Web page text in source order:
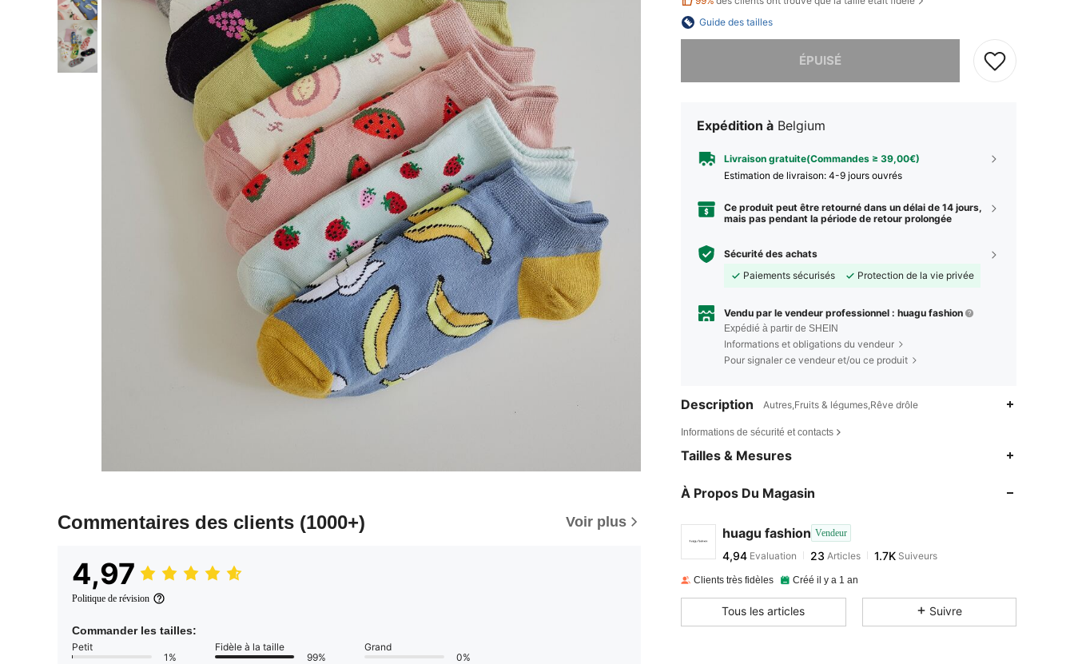
Commentaires des clients (1000+) Voir plus
4,97
Politique de révision
Commander les tailles:
Petit
1%
Fidèle à la taille
99%
Grand
0%
Guide des tailles
ÉPUISÉ
Désolés, ce produit est épuisé.
Expédition à Belgium
Livraison gratuite(Commandes ≥ 39,00€)
Estimation de livraison: 4-9 jours ouvrés
Ce produit peut être retourné dans un délai de 14 jours,
mais pas pendant la période de retour prolongée
Sécurité des achats
Paiements sécurisés
Protection de la vie privée
Vendu par le vendeur professionnel : huagu fashion
Expédié à partir de SHEIN
Informations et obligations du vendeur
Pour signaler ce vendeur et/ou ce produit
Description Autres,Fruits & légumes,Rêve drôle
Informations de sécurité et contacts
Tailles & Mesures
À Propos Du Magasin
huagu fashion Vendeur
4,94 Evaluation 23 Articles 1.7K Suiveurs
Clients très fidèles Créé il y a 1 an
Tous les articles Suivre